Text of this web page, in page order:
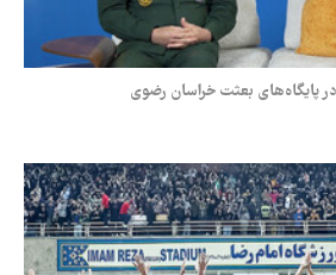
پایگاه‌های بعثت خراسان رضوی